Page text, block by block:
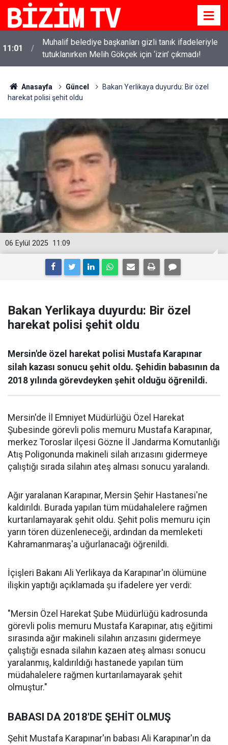
11:01
Muhalif belediye başkanları gizli tanık ifadeleriyle
tutuklanırken Melih Gökçek için ‘izin’ çıkmadı!
Anasayfa Güncel
Bakan Yerlikaya duyurdu: Bir özel
harekat polisi şehit oldu
11:09
06 Eylül 2025
Bakan Yerlikaya duyurdu: Bir özel
harekat polisi şehit oldu
Mersin'de özel harekat polisi Mustafa Karapınar
silah kazası sonucu şehit oldu. Şehidin babasının da
2018 yılında görevdeyken şehit olduğu öğrenildi.
Mersin'de İl Emniyet Müdürlüğü Özel Harekat
Şubesinde görevli polis memuru Mustafa Karapınar,
merkez Toroslar ilçesi Gözne İl Jandarma Komutanlığı
Atış Poligonunda makineli silah arızasını gidermeye
çalıştığı sırada silahın ateş alması sonucu yaralandı.
Ağır yaralanan Karapınar, Mersin Şehir Hastanesi'ne
kaldırıldı. Burada yapılan tüm müdahalelere rağmen
kurtarılamayarak şehit oldu. Şehit polis memuru için
yarın tören düzenleneceği, ardından da memleketi
Kahramanmaraş'a uğurlanacağı öğrenildi.
İçişleri Bakanı Ali Yerlikaya da Karapınar'ın ölümüne
ilişkin yaptığı açıklamada şu ifadelere yer verdi:
"Mersin Özel Harekat Şube Müdürlüğü kadrosunda
görevli polis memuru Mustafa Karapınar, atış eğitimi
sırasında ağır makineli silahın arızasını gidermeye
çalıştığı esnada silahın kazaen ateş alması sonucu
yaralanmış, kaldırıldığı hastanede yapılan tüm
müdahalelere rağmen kurtarılamayarak şehit
olmuştur."
BABASI DA 2018'DE ŞEHİT OLMUŞ
Şehit Mustafa Karapınar'ın babası Ali Karapınar'ın da